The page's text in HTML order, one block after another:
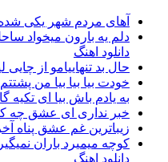
آهای مردم شهر یکی شده
دلم یه بارون میخواد
دانلود اهنگ
حال بد تنهاییامو از
خودت بیا بیا بیا من
به یادم باش بیا ای تکیه
خبر نداری ای عشق چه
زیباترین غم عشق پناه
کوچه میمیرد باران
دانلود اهنگ